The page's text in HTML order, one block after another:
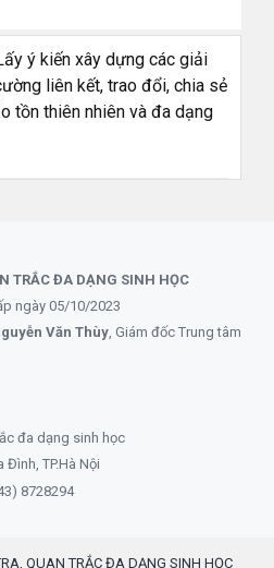
ý kiến xây dựng các giải
liên kết, trao đổi, chia sẻ
tồn thiên nhiên và đa dạng
TRẮC ĐA DẠNG SINH HỌC
ngày 05/10/2023
Văn Thùy, Giám đốc Trung tâm
đa dạng sinh học
TP.Hà Nội
8728294
QUAN TRẮC ĐA DẠNG SINH HỌC